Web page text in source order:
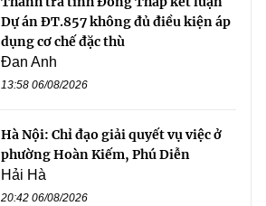
Dự án ĐT.857 không đủ điều kiện áp
dụng cơ chế đặc thù
Đan Anh
13:58 06/08/2026
Hà Nội: Chỉ đạo giải quyết vụ việc ở
phường Hoàn Kiếm, Phú Diễn
Hải Hà
20:42 06/08/2026